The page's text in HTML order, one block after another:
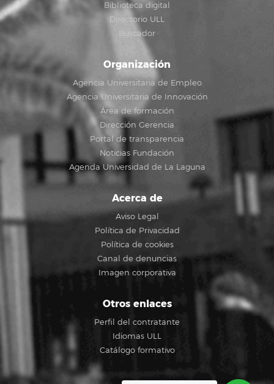
Biblioteca digital
Directorio ULL
Buscador
Organización
Agencia Universitaria de Empleo
Agencia Universitaria de Innovación
Área de formación
Dirección Gerencia
Portal de transparencia
Noticias Fundación
Agenda Universidad de La Laguna
Acerca de
Aviso Legal
Política de Privacidad
Política de cookies
Canal de denuncias
Imagen corporativa
Otros enlaces
Perfil del contratante
Idiomas ULL
Catálogo formativo